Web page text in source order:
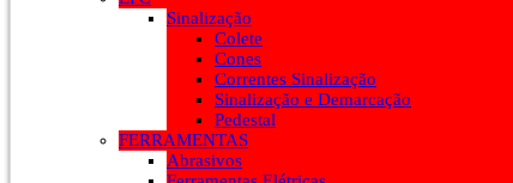
Sinalização
Colete
Cones
Correntes Sinalização
Sinalização e Demarcação
Pedestal
FERRAMENTAS
Abrasivos